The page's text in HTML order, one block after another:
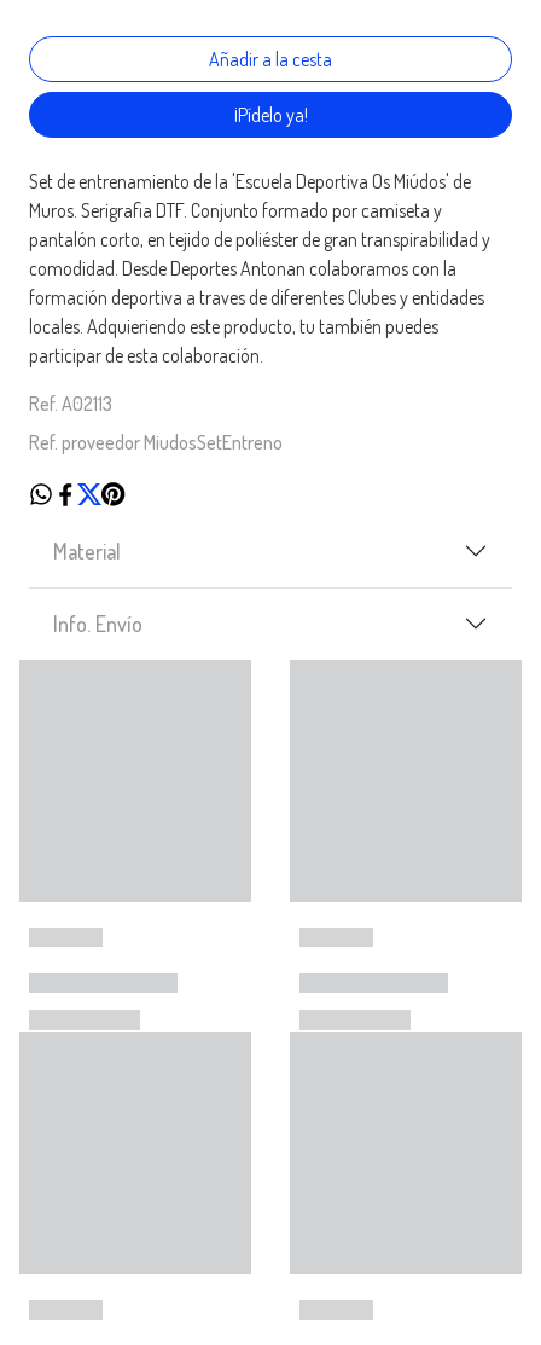
¡Pídelo ya!
Set de entrenamiento de la 'Escuela Deportiva Os Miúdos' de
Muros. Serigrafia DTF. Conjunto formado por camiseta y
pantalón corto, en tejido de poliéster de gran transpirabilidad y
comodidad. Desde Deportes Antonan colaboramos con la
formación deportiva a traves de diferentes Clubes y entidades
locales. Adquieriendo este producto, tu también puedes
participar de esta colaboración.
Ref. A02113
Ref. proveedor MiudosSetEntreno
Material
Info. Envío